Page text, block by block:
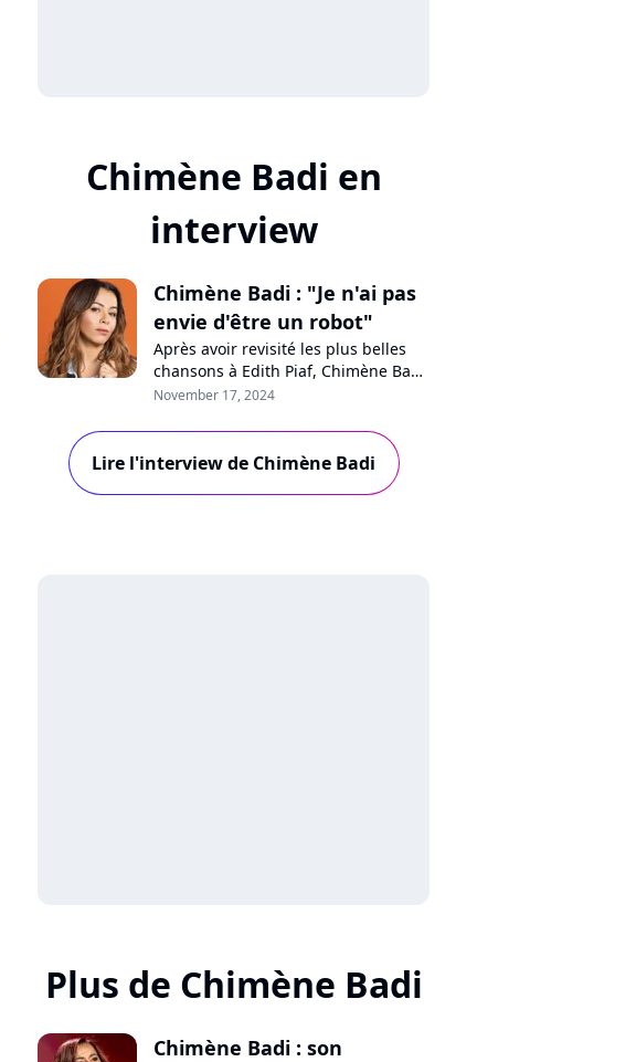
Chimène Badi en
interview
Chimène Badi : "Je n'ai pas
envie d'être un robot"
Après avoir revisité les plus belles
chansons à Edith Piaf, Chimène Badi
revient avec "Gospel & Soul, la voix
reprises et inédits. Au micro de
Purecharts, la chanteuse, libre et
épanouie, revendique suivre son
November 17, 2024
Lire l'interview de Chimène Badi
Plus de Chimène Badi
Chimène Badi : son